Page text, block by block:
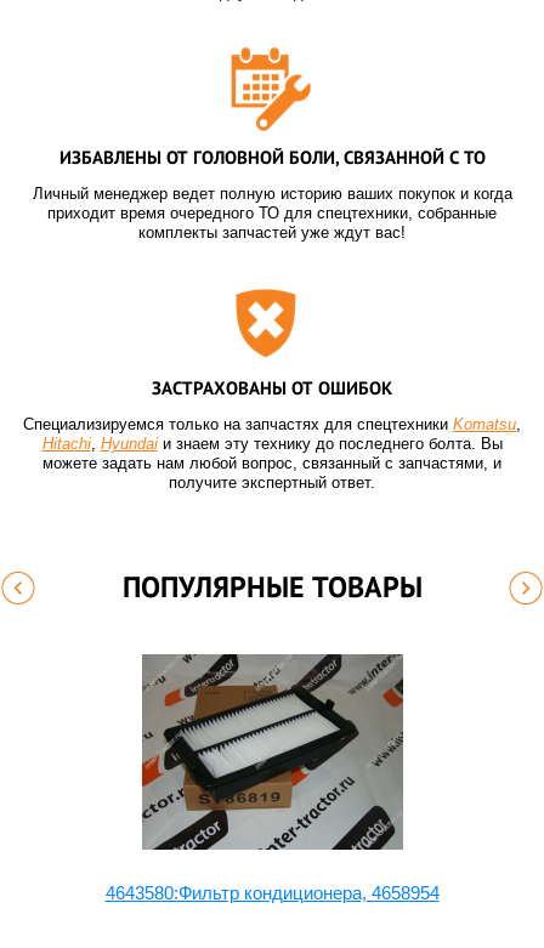
ИЗБАВЛЕНЫ ОТ ГОЛОВНОЙ БОЛИ, СВЯЗАННОЙ С ТО
Личный менеджер ведет полную историю ваших покупок и когда
приходит время очередного ТО для спецтехники, собранные
комплекты запчастей уже ждут вас!
ЗАСТРАХОВАНЫ ОТ ОШИБОК
Специализируемся только на запчастях для спецтехники Komatsu,
Hitachi, Hyundaiи знаем эту технику до последнего болта. Вы
можете задать нам любой вопрос, связанный с запчастями, и
получите экспертный ответ.
ПОПУЛЯРНЫЕ ТОВАРЫ
4643580:Фильтр кондиционера, 4658954